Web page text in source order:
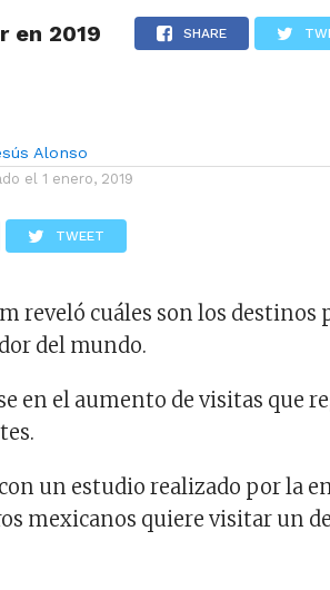
REVIEWS EVENTOS
en 2019 SHARE
Alonso
el 1 enero, 2019
TWEET
reveló cuáles son los destinos
del mundo.
en el aumento de visitas que
un estudio realizado por la
mexicanos quiere visitar un